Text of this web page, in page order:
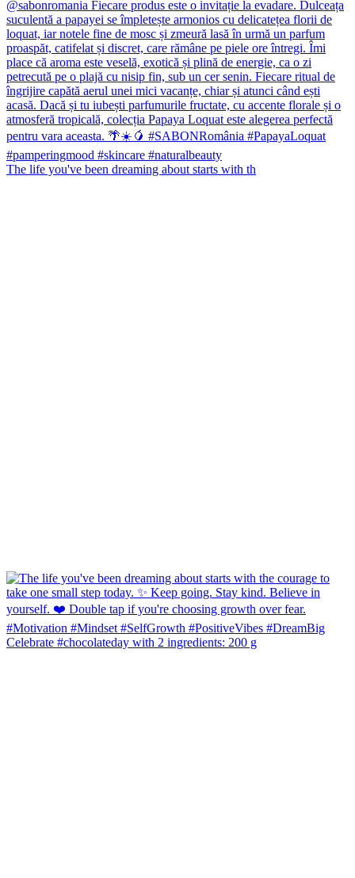
The life you've been dreaming about starts with th
Celebrate #chocolateday with 2 ingredients: 200 g